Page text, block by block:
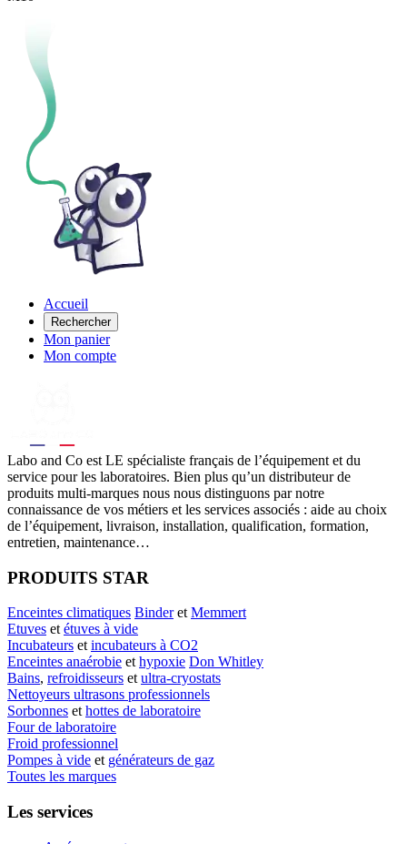
Accueil
Rechercher
Mon panier
Mon compte
Labo and Co est LE spécialiste français de l’équipement et du
service pour les laboratoires. Bien plus qu’un distributeur de
produits multi-marques nous nous distinguons par notre
connaissance de vos métiers et les services associés : aide au choix
de l’équipement, livraison, installation, qualification, formation,
entretien, maintenance…
PRODUITS STAR
Enceintes climatiques Binderet Memmert
Etuves et étuves à vide
Incubateurs et incubateurs à CO2
Enceintes anaérobie et hypoxie Don Whitley
Bains, refroidisseurs et ultra-cryostats
Nettoyeurs ultrasons professionnels
Sorbonnes et hottes de laboratoire
Four de laboratoire
Froid professionnel
Pompes à vide et générateurs de gaz
Toutes les marques
Les services